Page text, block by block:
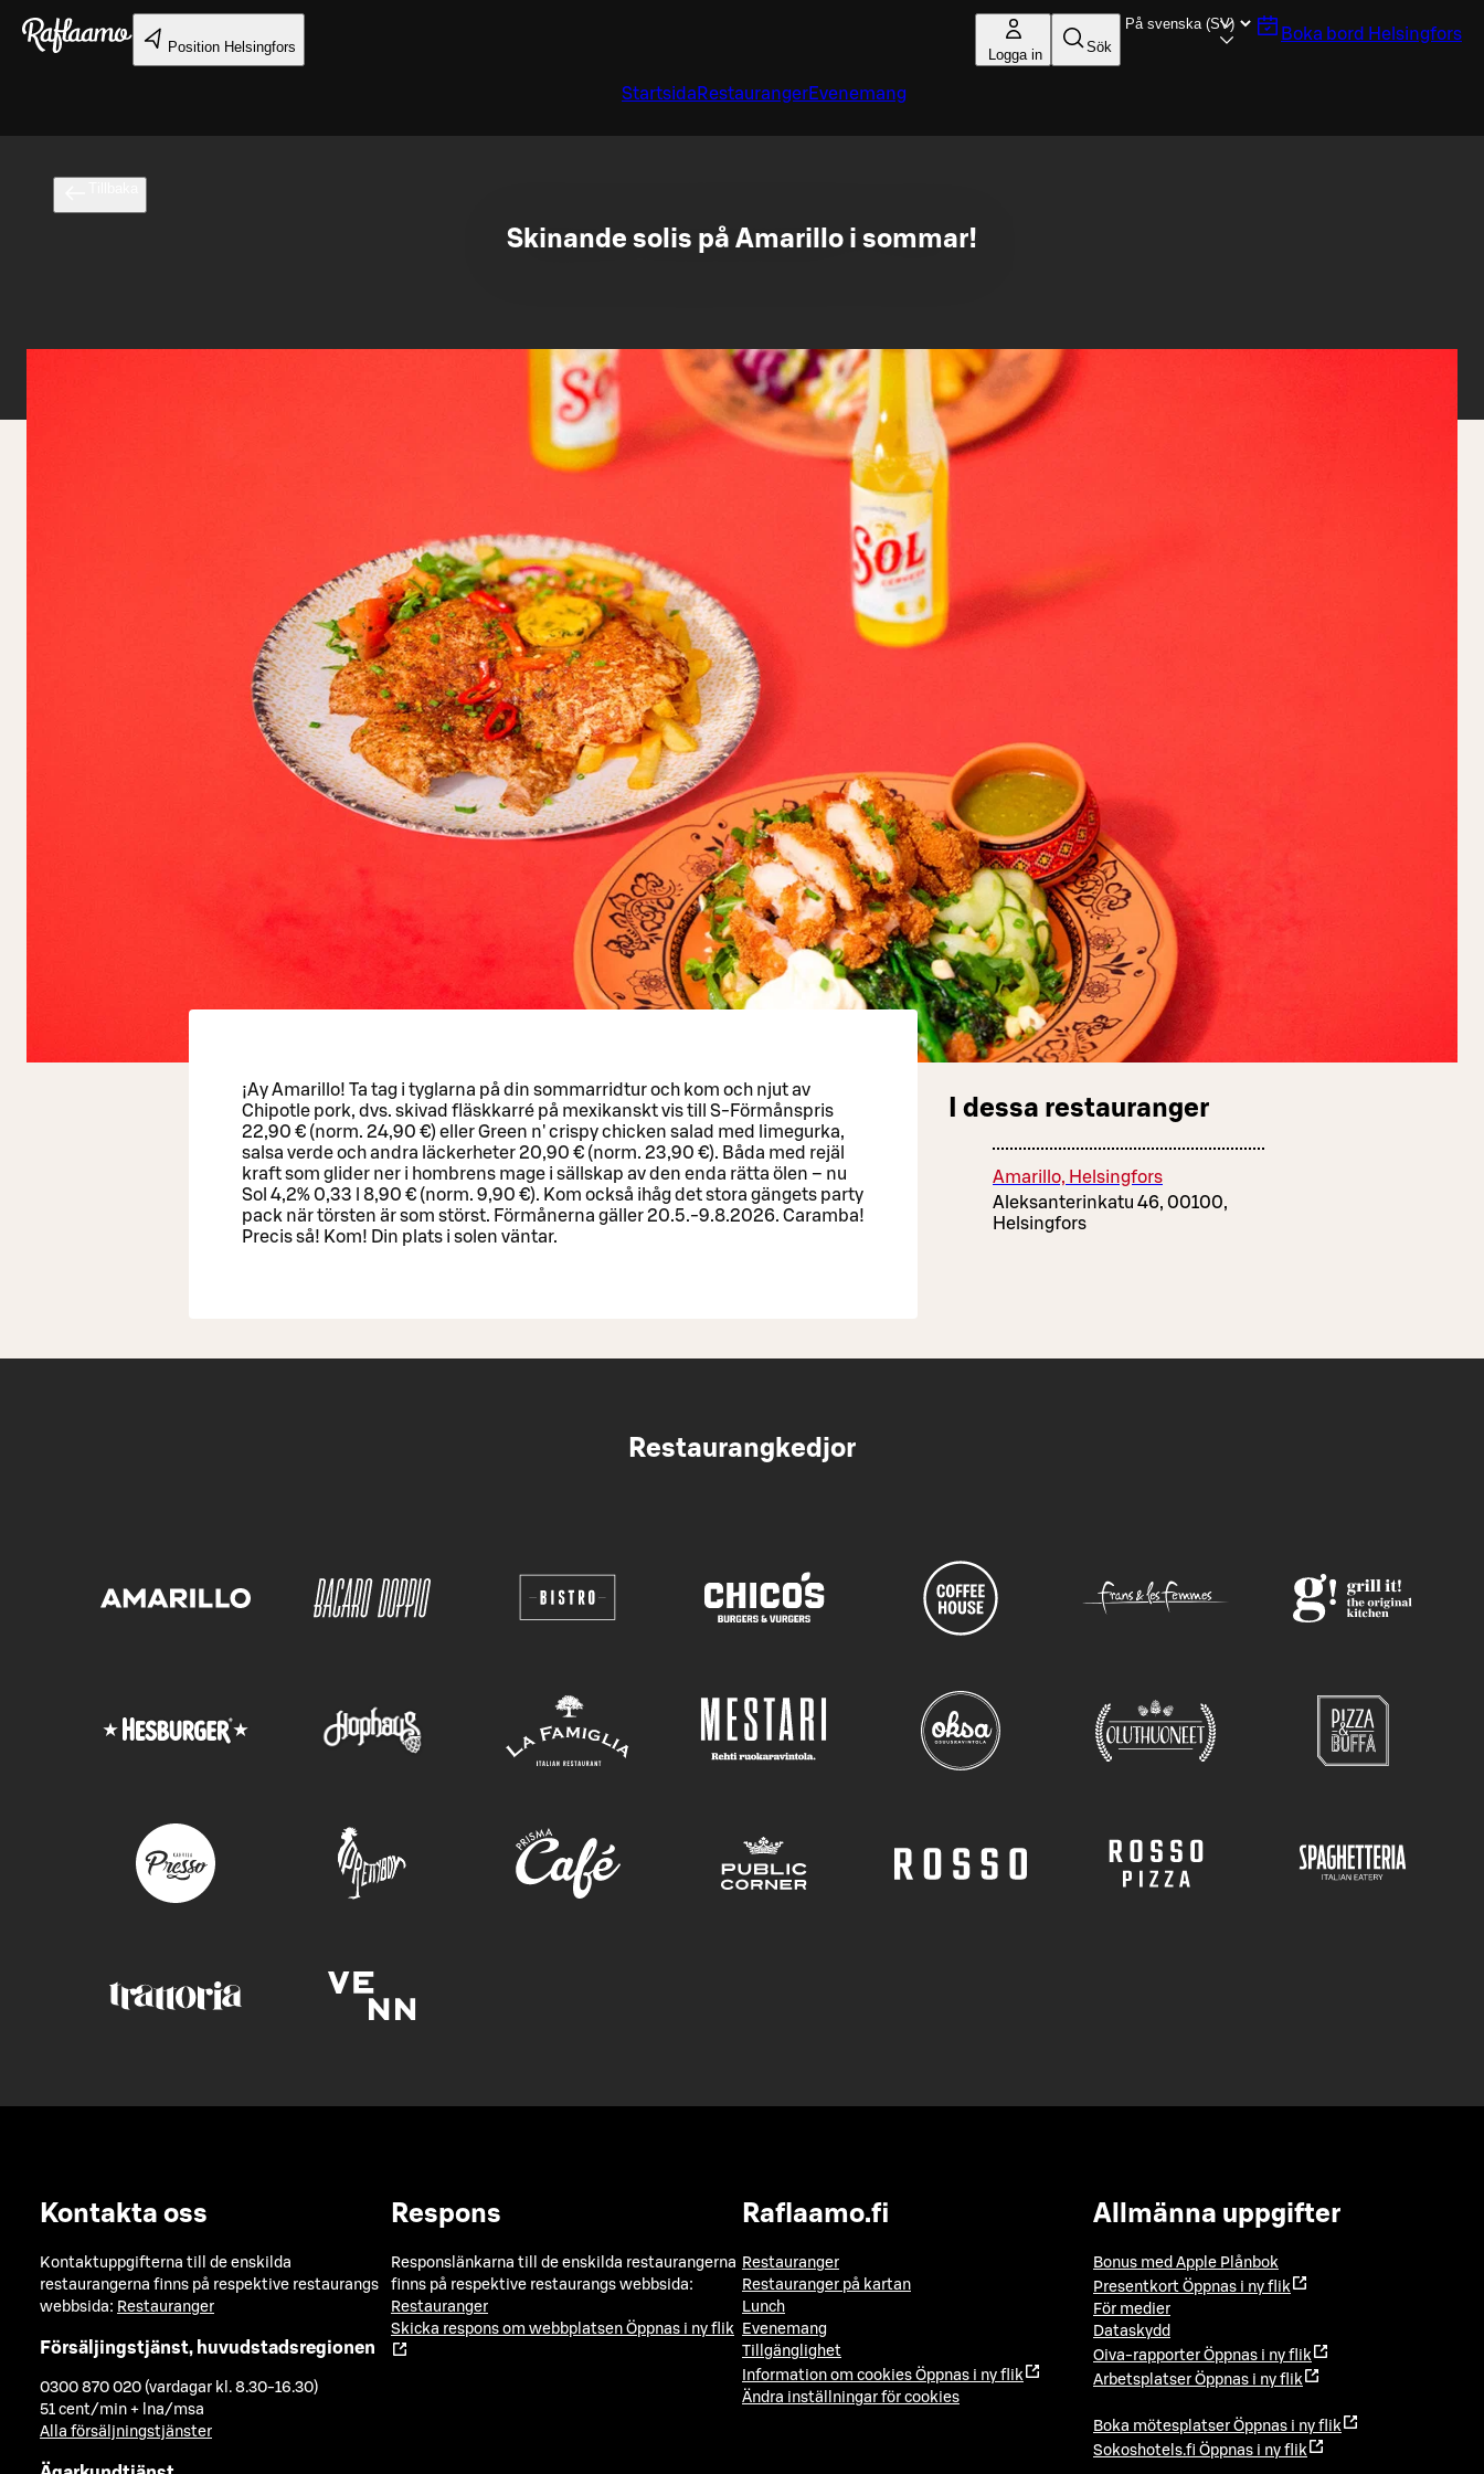
Gå till huvudinnehållet
Position Helsingfors Logga in Sök
Boka bord Helsingfors
Startsida RestaurangerEvenemang
Skinande solis på Amarillo i sommar!
¡Ay Amarillo! Ta tag i tyglarna på din sommarridtur och kom och njut av
Chipotle pork, dvs. skivad fläskkarré på mexikanskt vis till S-Förmånspris
22,90 € (norm. 24,90 €) eller Green n' crispy chicken salad med limegurka,
salsa verde och andra läckerheter 20,90 € (norm. 23,90 €). Båda med rejäl
kraft som glider ner i hombrens mage i sällskap av den enda rätta ölen – nu
Sol 4,2% 0,33 l 8,90 € (norm. 9,90 €). Kom också ihåg det stora gängets party
pack när törsten är som störst. Förmånerna gäller 20.5.-9.8.2026. Caramba!
Precis så! Kom! Din plats i solen väntar.
I dessa restauranger
Amarillo, Helsingfors
Aleksanterinkatu 46, 00100,
Helsingfors
Restaurangkedjor
Kontakta oss
Kontaktuppgifterna till de enskilda
restaurangerna finns på respektive restaurangs
webbsida: Restauranger
Försäljingstjänst, huvudstadsregionen
0300 870 020 (vardagar kl. 8.30-16.30)
51 cent/min + lna/msa
Alla försäljningstjänster
Respons
Responslänkarna till de enskilda restaurangerna
finns på respektive restaurangs webbsida:
Restauranger
Skicka respons om webbplatsen Öppnas i ny flik
Raflaamo.fi
Restauranger
Restauranger på kartan
Lunch
Evenemang
Tillgänglighet
Information om cookies Öppnas i ny flik
Ändra inställningar för cookies
Allmänna uppgifter
Bonus med Apple Plånbok
Presentkort Öppnas i ny flik
För medier
Dataskydd
Oiva-rapporter Öppnas i ny flik
Arbetsplatser Öppnas i ny flik
Boka mötesplatser Öppnas i ny flik
Sokoshotels.fi Öppnas i ny flik